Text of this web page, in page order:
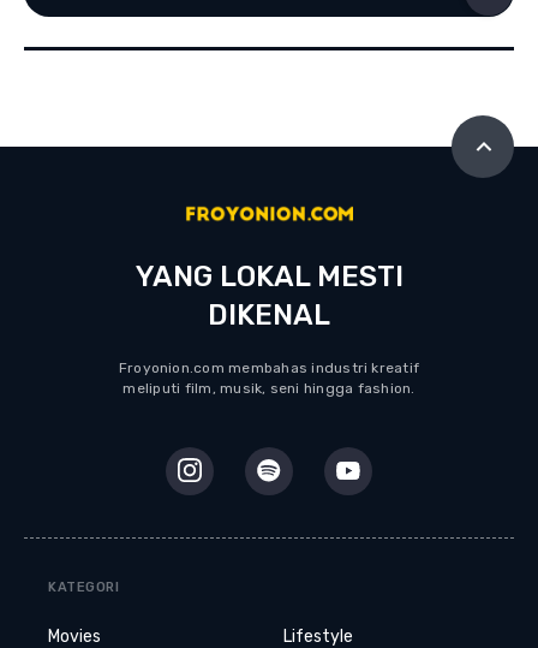
KATEGORI
Movies Lifestyle
YANG LOKAL MESTI
DIKENAL
Froyonion.com membahas industri kreatif
meliputi film, musik, seni hingga fashion.